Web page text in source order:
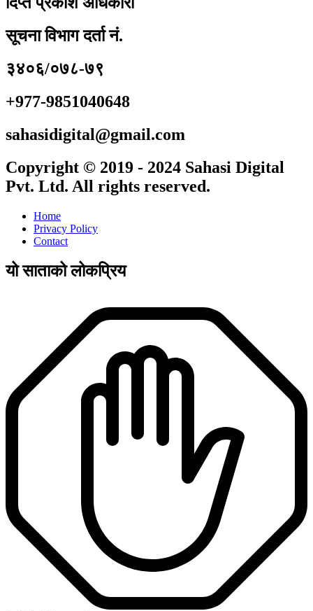
सूचना विभाग दर्ता नं.
३४०६/०७८-७९
+977-9851040648
sahasidigital@gmail.com
Copyright © 2019 - 2024 Sahasi Digital
Pvt. Ltd. All rights reserved.
Home
Privacy Policy
Contact
यो साताको लोकप्रिय